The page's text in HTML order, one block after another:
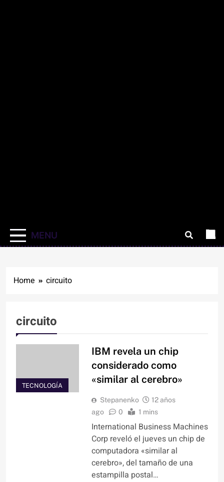
MENU
Home circuito
circuito
TECNOLOGÍA
IBM revela un chip
considerado como
«similar al cerebro»
Stepanenko
12 años
ago
0 1 mins
International Business Machines
Corp reveló el jueves un chip de
computadora «similar al
cerebro», del tamaño de una
estampilla postal…